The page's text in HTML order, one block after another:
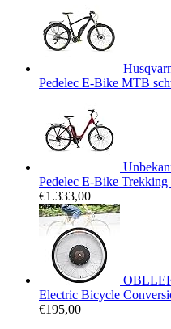
Pedelec E-Bike MTB
Pedelec E-Bike
€1.333,00
Electric Bicycle
€195,00